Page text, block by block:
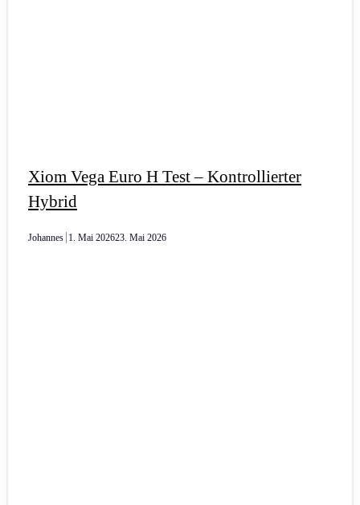
Xiom Vega Euro H Test – Kontrollierter
Hybrid
Johannes 1. Mai 202623. Mai 2026